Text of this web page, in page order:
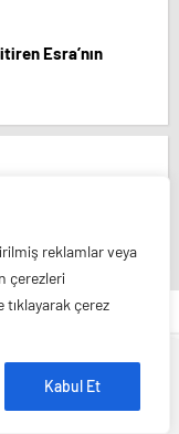
reklamlar veya
çerezleri
çerez
Kabul Et
Esra’nın
uygun şekilde